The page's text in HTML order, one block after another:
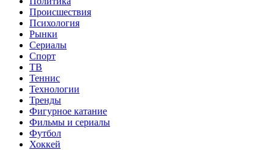
Происшествия
Психология
Рынки
Сериалы
Спорт
ТВ
Теннис
Технологии
Тренды
Фигурное катание
Фильмы и сериалы
Футбол
Хоккей